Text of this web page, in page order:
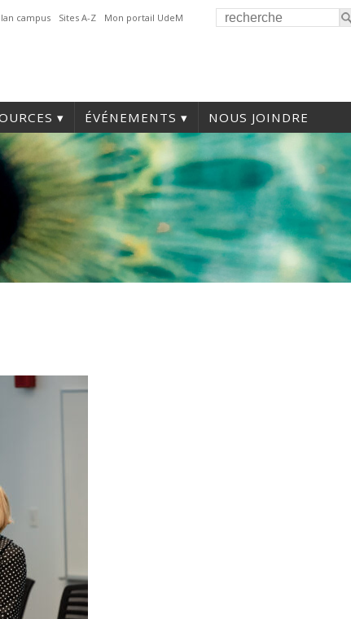
campus Sites A-Z Mon portail UdeM
ÉVÉNEMENTS NOUS JOINDRE